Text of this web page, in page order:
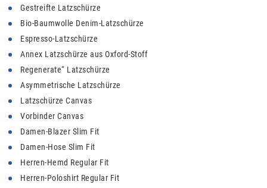
Gestreifte Latzschürze
Bio-Baumwolle Denim-Latzschürze
Espresso-Latzschürze
Annex Latzschürze aus Oxford-Stoff
Regenerate“ Latzschürze
Asymmetrische Latzschürze
Latzschürze Canvas
Vorbinder Canvas
Damen-Blazer Slim Fit
Damen-Hose Slim Fit
Herren-Hemd Regular Fit
Herren-Poloshirt Regular Fit